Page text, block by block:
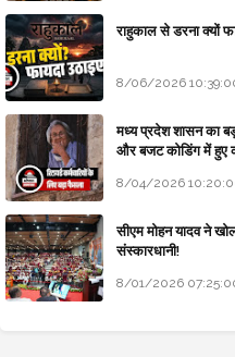
राहुकाल से डरना क्यों
8/06/2026
मध्य प्रदेश शासन का
और बजट कोडिंग में हुए
8/04/2026
सीएम मोहन यादव ने
संस्कारधानी!
8/01/2026